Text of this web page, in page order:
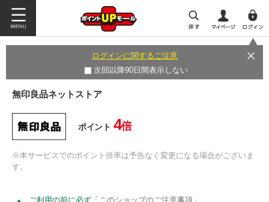
ログインに関するご注意
次回以降90日間表示しない
無印良品ネットストア
ポイント 4倍
※本サービスでのポイント倍率は予告なく変更になる場合がございま
す。
ご利用の前に必ず 「このショップのご注意事項」 、